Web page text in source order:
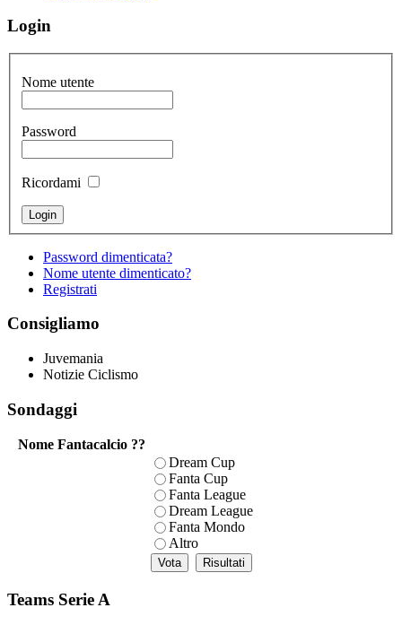
Login
Nome utente
Password
Ricordami
Password dimenticata?
Nome utente dimenticato?
Registrati
Consigliamo
Juvemania
Notizie Ciclismo
Sondaggi
Nome Fantacalcio ??
Dream Cup
Fanta Cup
Fanta League
Dream League
Fanta Mondo
Altro
Teams Serie A